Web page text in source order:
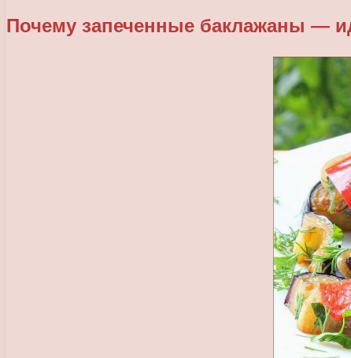
Почему запеченные баклажаны —